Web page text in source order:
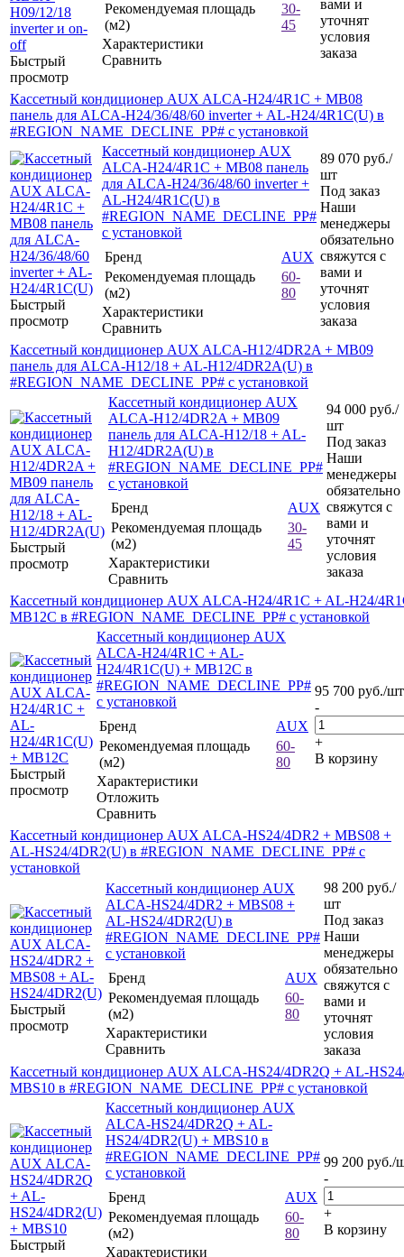
Быстрый
просмотр
Рекомендуемая площадь
(м2)
30-
45
Характеристики
Сравнить
вами и
уточнят
условия
заказа
Кассетный кондиционер AUX ALCA-H24/4R1C + MB08
панель для ALCA-H24/36/48/60 inverter + AL-H24/4R1C(U) в
#REGION_NAME_DECLINE_PP# с установкой
Быстрый
просмотр
Кассетный кондиционер AUX
ALCA-H24/4R1C + MB08 панель
для ALCA-H24/36/48/60 inverter +
AL-H24/4R1C(U) в
#REGION_NAME_DECLINE_PP#
с установкой
Бренд
AUX
Рекомендуемая площадь
(м2)
60-
80
Характеристики
Сравнить
89 070 руб./
шт
Под заказ
Наши
менеджеры
обязательно
свяжутся с
вами и
уточнят
условия
заказа
Кассетный кондиционер AUX ALCA-H12/4DR2A + MB09
панель для ALCA-H12/18 + AL-H12/4DR2A(U) в
#REGION_NAME_DECLINE_PP# с установкой
Быстрый
просмотр
Кассетный кондиционер AUX
ALCA-H12/4DR2A + MB09
панель для ALCA-H12/18 + AL-
H12/4DR2A(U) в
#REGION_NAME_DECLINE_PP#
с установкой
Бренд
AUX
Рекомендуемая площадь
(м2)
30-
45
Характеристики
Сравнить
94 000 руб./
шт
Под заказ
Наши
менеджеры
обязательно
свяжутся с
вами и
уточнят
условия
заказа
Кассетный кондиционер AUX ALCA-H24/4R1C + AL-H24/
MB12C в #REGION_NAME_DECLINE_PP# с установкой
Быстрый
просмотр
Кассетный кондиционер AUX
ALCA-H24/4R1C + AL-
H24/4R1C(U) + MB12C в
#REGION_NAME_DECLINE_PP#
с установкой
Бренд
AUX
Рекомендуемая площадь
(м2)
60-
80
Характеристики
Отложить
Сравнить
95 700 руб./шт
-
+
В корзину
Кассетный кондиционер AUX ALCA-HS24/4DR2 + MBS08 +
AL-HS24/4DR2(U) в #REGION_NAME_DECLINE_PP# с
установкой
Быстрый
просмотр
Кассетный кондиционер AUX
ALCA-HS24/4DR2 + MBS08 +
AL-HS24/4DR2(U) в
#REGION_NAME_DECLINE_PP#
с установкой
Бренд
AUX
Рекомендуемая площадь
(м2)
60-
80
Характеристики
Сравнить
98 200 руб./
шт
Под заказ
Наши
менеджеры
обязательно
свяжутся с
вами и
уточнят
условия
заказа
Кассетный кондиционер AUX ALCA-HS24/4DR2Q + AL-
MBS10 в #REGION_NAME_DECLINE_PP# с установкой
Быстрый
Кассетный кондиционер AUX
ALCA-HS24/4DR2Q + AL-
HS24/4DR2(U) + MBS10 в
#REGION_NAME_DECLINE_PP#
с установкой
Бренд
AUX
Рекомендуемая площадь
(м2)
60-
80
Характеристики
99 200 руб./
-
+
В корзину